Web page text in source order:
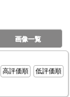
画像一覧
高評価順
低評価順